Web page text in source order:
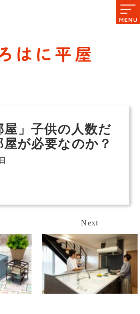
屋」子供の人数だ
屋が必要なのか？
Next